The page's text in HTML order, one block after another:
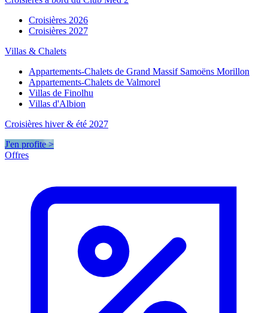
Croisières 2026
Croisières 2027
Villas & Chalets
Appartements-Chalets de Grand Massif Samoëns Morillon
Appartements-Chalets de Valmorel
Villas de Finolhu
Villas d'Albion
Croisières hiver & été 2027
J'en profite >
Offres